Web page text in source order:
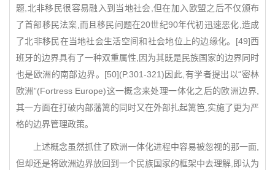
题,北非移民很容易融入到当地社会,但在加入欧盟之后不仅颁布
了首部移民法案,而且移民问题在20世纪90年代初迅速恶化,造成
了北非移民在当地社会生活空间和社会地位上的边缘化。[49]西
班牙的边界具有了一种双重属性,因为其既是民族国家的边界同时
也是欧洲的南部边界。[50](P.301-321)因此,有学者提出以“密林
欧洲”(Fortress Europe)这一概念来处理一体化之后的欧洲边界,
其一方面在打破内部藩篱的同时又在外部扎起篱笆,实施了更为严
格的边界管理政策。
上述概念虽然抓住了欧洲一体化进程中容易被忽视的那一面,
但却还是将欧洲边界放回到一个民族国家的框架中去理解,即认为